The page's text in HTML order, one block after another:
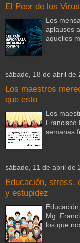
El Peor de los Virus
Los
aplausos
aquellos
sábado, 18 de abril de
Los maestros
que esto
Los
Francisco
semanas
...
sábado, 11 de abril de
Educación, stress,
y estupidez
Mg.
los que